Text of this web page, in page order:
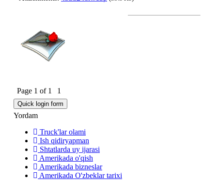
Page 1 of 1 1
Yordam
Truck'lar olami
Ish qidiryapman
Shtatlarda uy ijarasi
Amerikada o'qish
Amerikada bizneslar
Amerikada O'zbeklar tarixi